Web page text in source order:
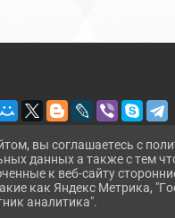
вы соглашаетесь с
данных а также с тем
к веб-сайту
как Яндекс Метрика,
аналитика".